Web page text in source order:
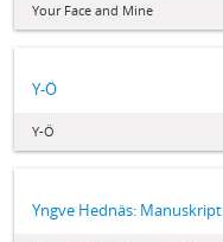
Your Face and Mine
Y-Ö
Y-Ö
Yngve Hednäs: Manuskript